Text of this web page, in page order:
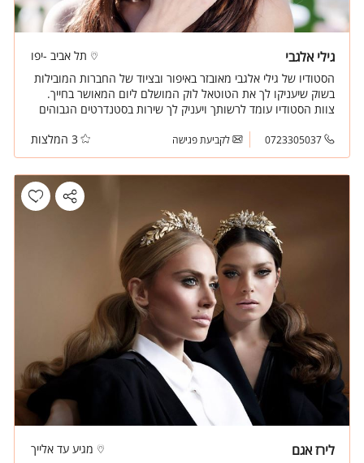
גילי אלגבי
תל אביב -יפו
הסטודיו של גילי אלגבי מאובזר באיפור ובציוד של החברות המובילות
בשוק שיעניקו לך את הטוטאל לוק המושלם ליום המאושר בחייך.
צוות הסטודיו עומד לרשותך ויעניק לך שירות בסטנדרטים הגבוהים
0723305037 לקביעת פגישה 3 המלצות
לירז אגם
מגיע עד אלייך